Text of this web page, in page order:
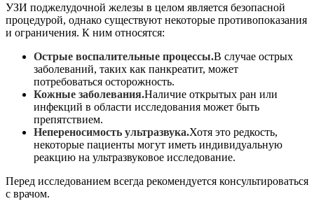
УЗИ поджелудочной железы в целом является безопасной
процедурой, однако существуют некоторые противопоказания
и ограничения. К ним относятся:
Острые воспалительные процессы.В случае острых
заболеваний, таких как панкреатит, может
потребоваться осторожность.
Кожные заболевания.Наличие открытых ран или
инфекций в области исследования может быть
препятствием.
Непереносимость ультразвука.Хотя это редкость,
некоторые пациенты могут иметь индивидуальную
реакцию на ультразвуковое исследование.
Перед исследованием всегда рекомендуется консультироваться
с врачом.